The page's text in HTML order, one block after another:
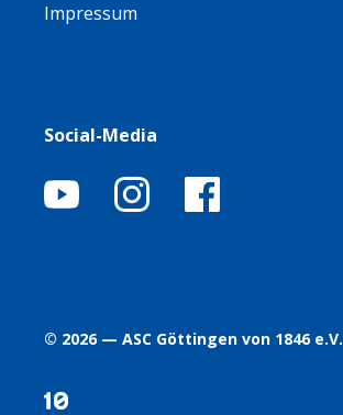
Impressum
Social-Media
© 2026 — ASC Göttingen von 1846 e.V.